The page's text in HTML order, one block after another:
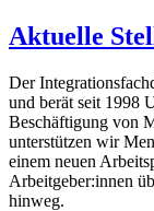
Aktuelle
Der
und berät seit 1998
Beschäftigung von
unterstützen wir
einem neuen
Arbeitgeber:innen
hinweg.